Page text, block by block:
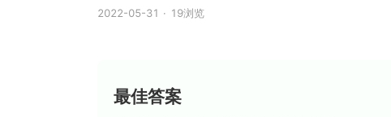
2022-05-31 · 19浏览
最佳答案